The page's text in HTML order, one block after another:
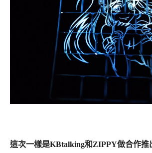
這次一樣是KBtalking和ZIPPY做合作推